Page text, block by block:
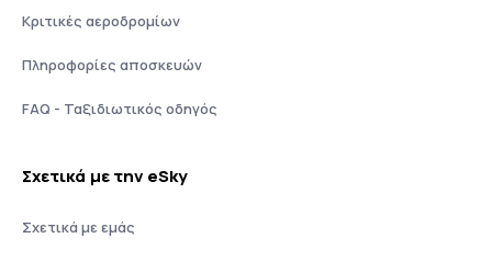
Κριτικές αεροδρομίων
Πληροφορίες αποσκευών
FAQ - Ταξιδιωτικός οδηγός
Σχετικά με την eSky
Σχετικά με εμάς